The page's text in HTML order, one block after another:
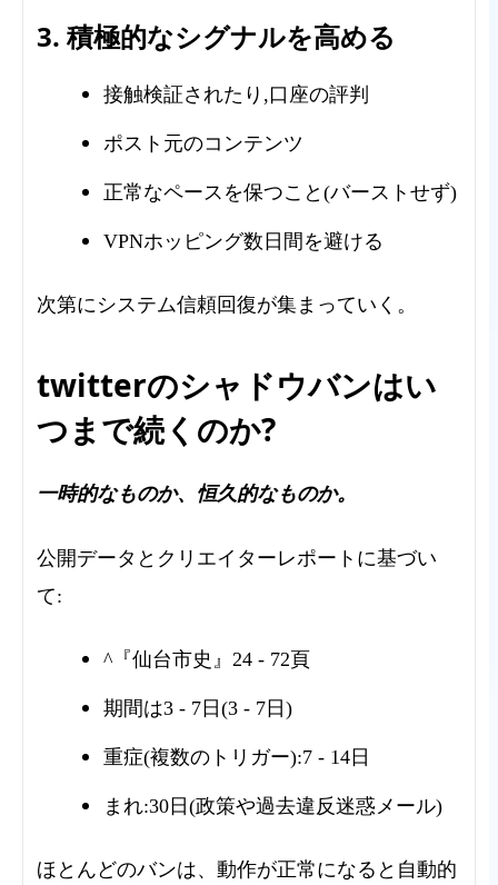
3. 積極的なシグナルを高める
接触検証されたり,口座の評判
ポスト元のコンテンツ
正常なペースを保つこと(バーストせず)
VPNホッピング数日間を避ける
次第にシステム信頼回復が集まっていく。
twitterのシャドウバンはい
つまで続くのか?
一時的なものか、恒久的なものか。
公開データとクリエイターレポートに基づい
て:
^『仙台市史』24 - 72頁
期間は3 - 7日(3 - 7日)
重症(複数のトリガー):7 - 14日
まれ:30日(政策や過去違反迷惑メール)
ほとんどのバンは、動作が正常になると自動的